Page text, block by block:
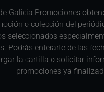
Galicia Promociones
o colección del
seleccionados
Podrás enterarte de las
la cartilla o solicitar
promociones ya